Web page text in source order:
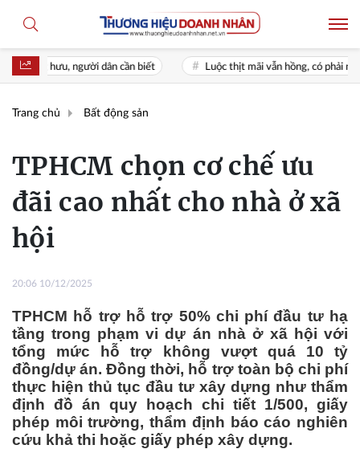
người dân cần biết Luộc thịt mãi vẫn hồng, có phải nguồn nước
Trang chủ Bất động sản
TPHCM chọn cơ chế ưu
đãi cao nhất cho nhà ở xã
hội
20:06 10/12/2025
TPHCM hỗ trợ hỗ trợ 50% chi phí đầu tư hạ
tầng trong phạm vi dự án nhà ở xã hội với
tổng mức hỗ trợ không vượt quá 10 tỷ
đồng/dự án. Đồng thời, hỗ trợ toàn bộ chi phí
thực hiện thủ tục đầu tư xây dựng như thẩm
định đồ án quy hoạch chi tiết 1/500, giấy
phép môi trường, thẩm định báo cáo nghiên
cứu khả thi hoặc giấy phép xây dựng.